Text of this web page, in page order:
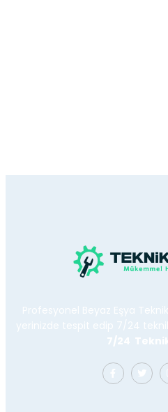
Profesyonel Beyaz Eşya Teknik
yerinizde tespit edip 7/24
7/24